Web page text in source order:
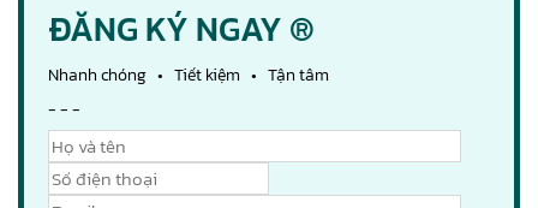
ĐĂNG KÝ NGAY ®
Nhanh chóng • Tiết kiệm • Tận tâm
- - -